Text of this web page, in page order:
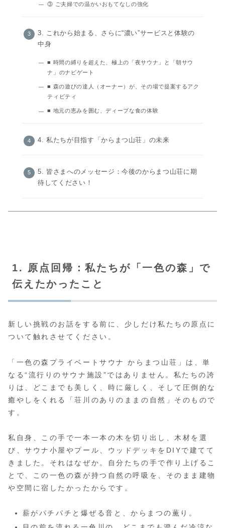
③ ご夫婦での温かいおもてなしの強化
3. これから始まる、さらに“濃い”サービスと体験の
中身
■ 時間の縛りを超えた、極上の「夜サウナ」と「朝サウ
ナ」のナビゲート
■ 森の遊びの達人（オーナー）が、その場で提案するアク
ティビティ
■ 地元の恵みを囲む、ディープな食の体験
4. 私たちが目指す「からまつ山荘」の未来
5. 皆さまへのメッセージ：今後のからまつ山荘に期
待してください！
1. 原点回帰：私たちが「一色の森」で
伝えたかったこと
新しい挑戦のお話をする前に、少しだけ私たちの原点に
ついて触れさせてください。
「一色の森プライベートサウナ からまつ山荘」は、単
なる“流行りのサウナ施設”ではありません。私たちの誇
りは、どこまでも美しく、時に厳しく、そして圧倒的な
癒やしをくれる「荘川のありのままの自然」そのもので
す。
私自身、この手で一本一本の木を切り出し、木材を選
び、サウナ小屋やプール、ウッドデッキをDIYで建てて
きました。それはなぜか。自分たちの手で作り上げるこ
とで、この一色の森が持つ自然の呼吸を、そのまま建物
や空間に宿したかったからです。
薪がパチパチと爆ぜる音と、からまつの薫り。